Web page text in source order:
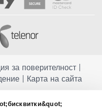
за поверителност|
| Карта на сайта
не са предназначени за